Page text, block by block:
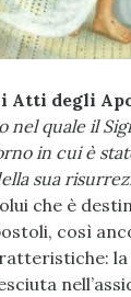
Atti degli
quale il
in cui è
sua
che è
così